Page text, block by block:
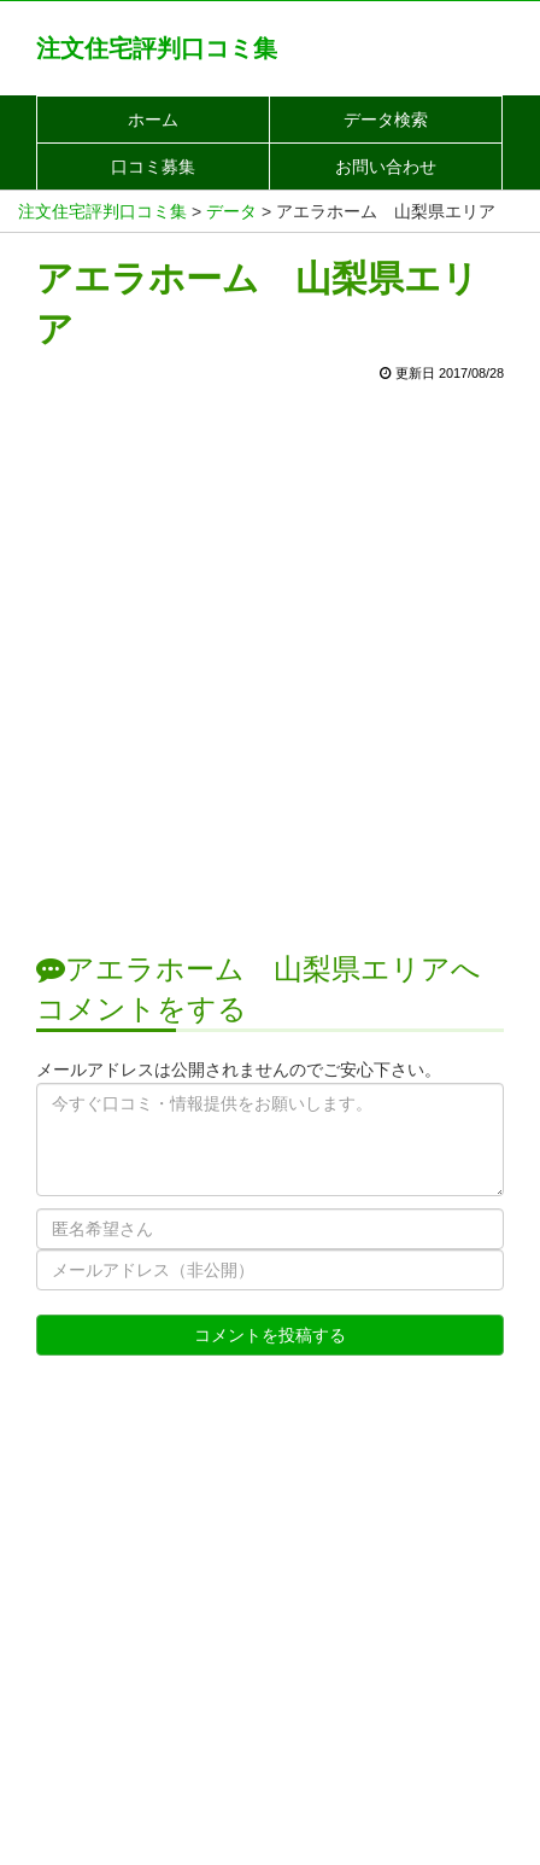
注文住宅評判口コミ集
ホーム データ検索
口コミ募集 お問い合わせ
注文住宅評判口コミ集 > データ > アエラホーム 山梨県エリア
アエラホーム 山梨県エリ
ア
更新日 2017/08/28
アエラホーム 山梨県エリアへ
コメントをする
メールアドレスは公開されませんのでご安心下さい。